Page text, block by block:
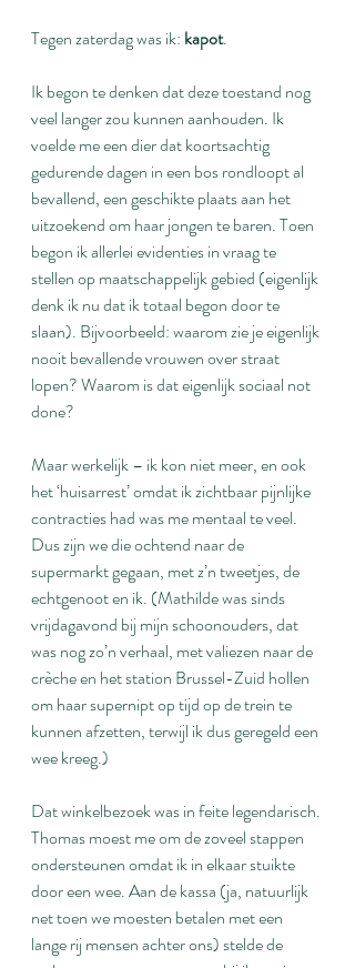
Tegen zaterdag was ik: kapot.
Ik begon te denken dat deze toestand nog
veel langer zou kunnen aanhouden. Ik
voelde me een dier dat koortsachtig
gedurende dagen in een bos rondloopt al
bevallend, een geschikte plaats aan het
uitzoekend om haar jongen te baren. Toen
begon ik allerlei evidenties in vraag te
stellen op maatschappelijk gebied (eigenlijk
denk ik nu dat ik totaal begon door te
slaan). Bijvoorbeeld: waarom zie je eigenlijk
nooit bevallende vrouwen over straat
lopen? Waarom is dat eigenlijk sociaal not
done?
Maar werkelijk – ik kon niet meer, en ook
het ‘huisarrest’ omdat ik zichtbaar pijnlijke
contracties had was me mentaal te veel.
Dus zijn we die ochtend naar de
supermarkt gegaan, met z’n tweetjes, de
echtgenoot en ik. (Mathilde was sinds
vrijdagavond bij mijn schoonouders, dat
was nog zo’n verhaal, met valiezen naar de
crèche en het station Brussel-Zuid hollen
om haar supernipt op tijd op de trein te
kunnen afzetten, terwijl ik dus geregeld een
wee kreeg.)
Dat winkelbezoek was in feite legendarisch.
Thomas moest me om de zoveel stappen
ondersteunen omdat ik in elkaar stuikte
door een wee. Aan de kassa (ja, natuurlijk
net toen we moesten betalen met een
lange rij mensen achter ons) stelde de